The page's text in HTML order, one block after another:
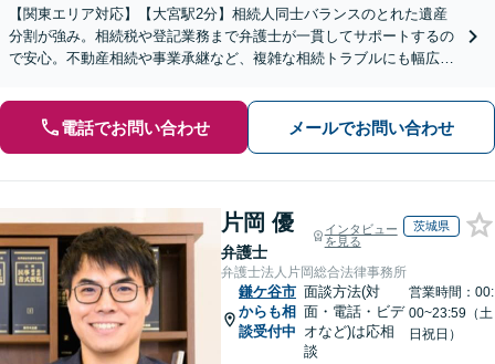
【関東エリア対応】【大宮駅2分】相続人同士バランスのとれた遺産
分割が強み。相続税や登記業務まで弁護士が一貫してサポートするの
で安心。不動産相続や事業承継など、複雑な相続トラブルにも幅広く
電話でお問い合わせ メールでお問い合わせ
片岡 優
弁護士
インタビュー
を見る
茨城県
弁護士法人片岡総合法律事務所
鎌ケ谷市
からも相
談受付中
面談方法(対
面・電話・ビデ
オなど)は応相
談
営業時間：00:
00~23:59（土
日祝日）